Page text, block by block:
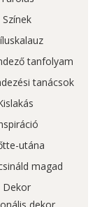
Színek
tanfolyam
tanácsok
utána
magad
Dekor